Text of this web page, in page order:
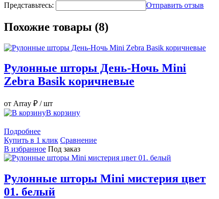
Представьтесь: Отправить отзыв
Похожие товары (8)
Рулонные шторы День-Ночь Mini
Zebra Basik коричневые
от Array ₽ / шт
В корзину
Подробнее
Купить в 1 клик Сравнение
В избранное Под заказ
Рулонные шторы Mini мистерия цвет
01. белый